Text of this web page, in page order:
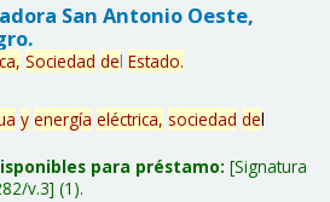
San Antonio Oeste,
Sociedad del Estado.
y energía eléctrica, sociedad del
para préstamo: Signatura
v.3 (1).